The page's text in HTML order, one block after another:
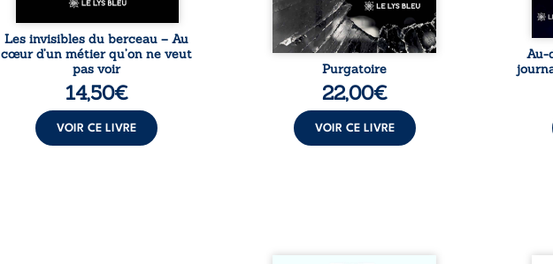
Les invisibles du berceau – Au
cœur d’un métier qu’on ne veut
pas voir
14,50€
VOIR CE LIVRE
Purgatoire
22,00€
VOIR CE LIVRE
Au-